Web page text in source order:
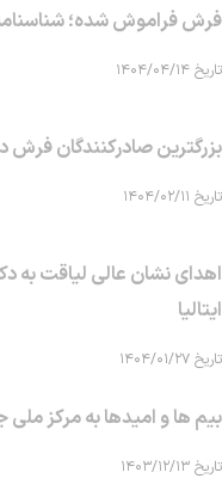
فرش فراموش شده؛
تاریخ ۱۴۰۴/۰۴/۱۴
بزرگترین صادرکنندگان
تاریخ ۱۴۰۴/۰۲/۱۱
اهدای نشان عالی لیاقت به
ایتالیا
تاریخ ۱۴۰۴/۰۱/۲۷
بیم ها و امیدها به مرکز ملی
تاریخ ۱۴۰۳/۱۲/۱۳